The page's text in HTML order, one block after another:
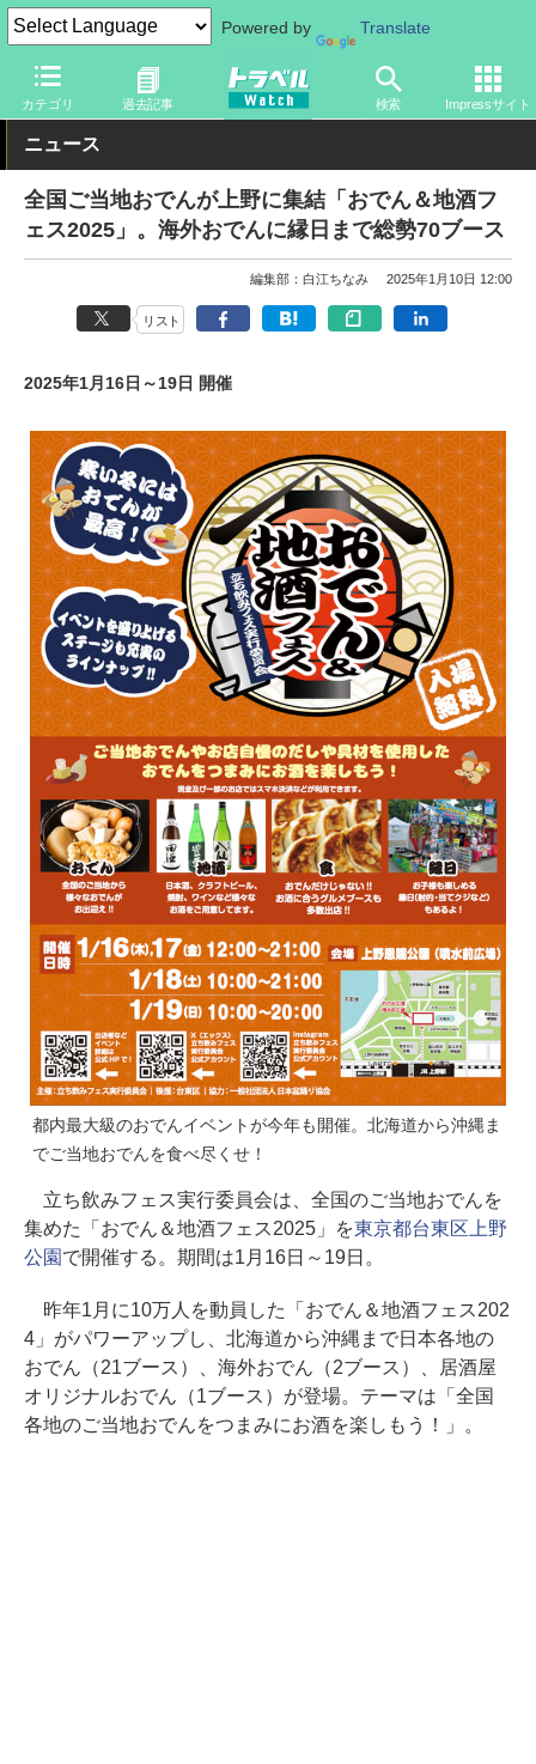
Powered by Translate
カテゴリ 過去記事 検索 Impressサイト
トラベル Watch 旅の情報 目的 グルメ
ニュース
全国ご当地おでんが上野に集結「おでん＆地酒フ
ェス2025」。海外おでんに縁日まで総勢70ブース
編集部：白江ちなみ 2025年1月10日 12:00
リスト
2025年1月16日～19日 開催
都内最大級のおでんイベントが今年も開催。北海道から沖縄ま
でご当地おでんを食べ尽くせ！
立ち飲みフェス実行委員会は、全国のご当地おでんを
集めた「おでん＆地酒フェス2025」を東京都台東区上野
公園 で開催する。期間は1月16日～19日。
昨年1月に10万人を動員した「おでん＆地酒フェス202
4」がパワーアップし、北海道から沖縄まで日本各地の
おでん（21ブース）、海外おでん（2ブース）、居酒屋
オリジナルおでん（1ブース）が登場。テーマは「全国
各地のご当地おでんをつまみにお酒を楽しもう！」。